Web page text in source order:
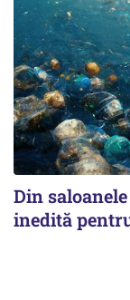
Din
inedită